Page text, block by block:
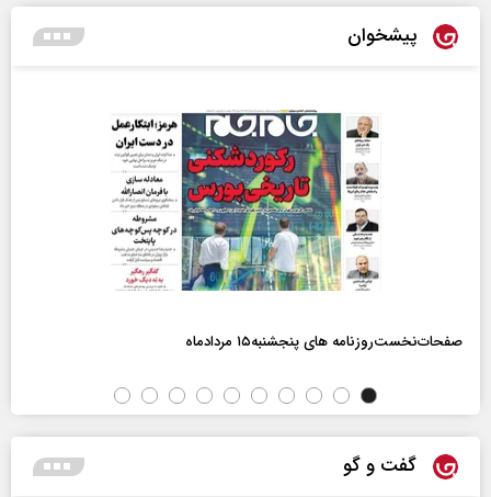
پیشخوان
صفحات‌نخست‌روزنامه ها‌ی پنجشنبه‌۱۵ مردادماه
گفت و گو